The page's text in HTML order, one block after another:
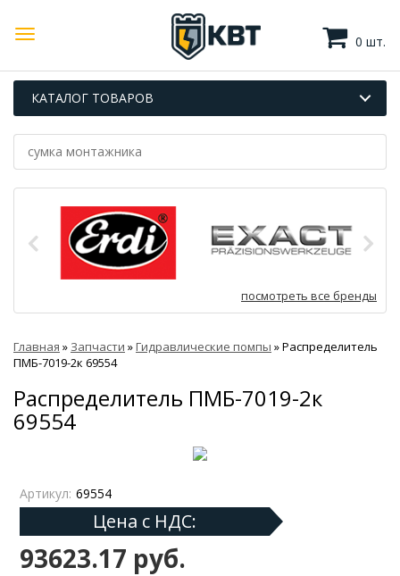
0 шт.
КАТАЛОГ ТОВАРОВ
посмотреть все бренды
Главная » Запчасти »Гидравлические помпы »Распределитель
ПМБ-7019-2к 69554
Распределитель ПМБ-7019-2к
69554
Артикул: 69554
Цена с НДС:
93623.17 руб.